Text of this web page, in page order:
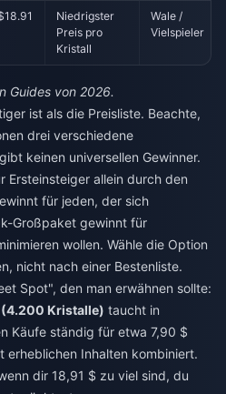
Niedrigster
Preis pro
Kristall
Wale /
Vielspieler
Guides von 2026.
ist als die Preisliste. Beachte,
drei verschiedene
keinen universellen Gewinner.
allein durch den
für jeden, der sich
Großpaket gewinnt für
wollen. Wähle die Option
nicht nach einer Bestenliste.
Spot", den man erwähnen sollte:
Kristalle) taucht in
Käufe ständig für etwa 7,90 $
erheblichen Inhalten kombiniert.
dir 18,91 $ zu viel sind, du